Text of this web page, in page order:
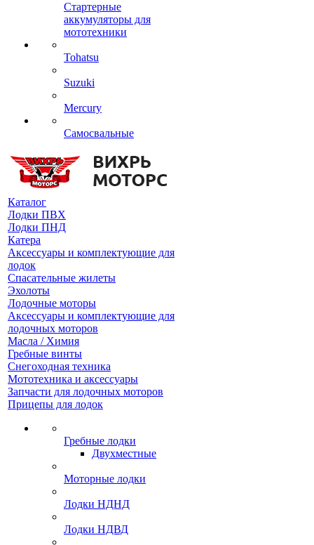
Стартерные
аккумуляторы для
мототехники
Tohatsu
Suzuki
Mercury
Самосвальные
Каталог
Лодки ПВХ
Лодки ПНД
Катера
Аксессуары и комплектующие для
лодок
Спасательные жилеты
Эхолоты
Лодочные моторы
Аксессуары и комплектующие для
лодочных моторов
Масла / Химия
Гребные винты
Снегоходная техника
Мототехника и аксессуары
Запчасти для лодочных моторов
Прицепы для лодок
Гребные лодки
Двухместные
Моторные лодки
Лодки НДНД
Лодки НДВД